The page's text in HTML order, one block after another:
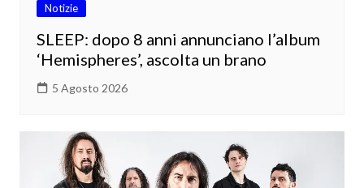
Notizie
SLEEP: dopo 8 anni annunciano l’album
‘Hemispheres’, ascolta un brano
5 Agosto 2026